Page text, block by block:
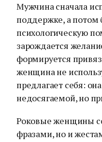
Мужчина сначала
поддержке, а потом
психологическую
зарождается
формируется
женщина не
предлагает себя:
недосягаемой, но
Роковые женщины
фразами, но и